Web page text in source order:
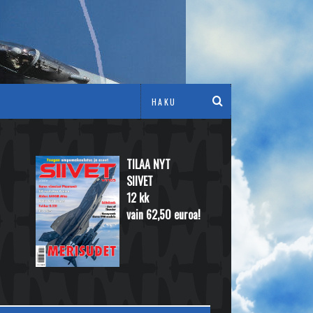
TILAA NYT
SIIVET
12 kk
vain 62,50 euroa!